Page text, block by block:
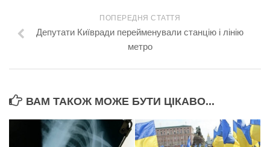
ПОПЕРЕДНЯ СТАТТЯ
Депутати Київради перейменували станцію і лінію
метро
ВАМ ТАКОЖ МОЖЕ БУТИ ЦІКАВО...